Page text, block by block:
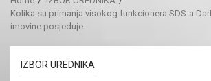
Kolika su primanja visokog funkcionera SDS-a
imovine posjeduje
IZBOR UREDNIKA